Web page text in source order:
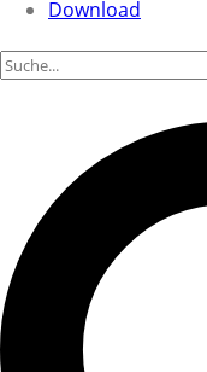
Download